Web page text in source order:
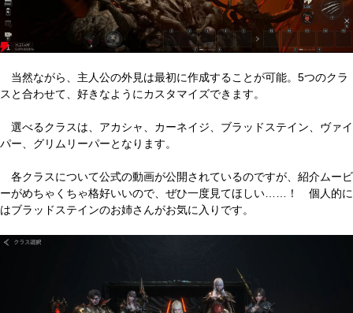
当然ながら、主人公の外見は最初に作成することが可能。5つのクラ
スと合わせて、好きなようにカスタマイズできます。
選べるクラスは、アカシャ、カーネイジ、ブラッドステイン、ヴァイ
パー、グリムリーパーとなります。
各クラスについて公式の動画が公開されているのですが、紹介ムービ
ーがめちゃくちゃ格好いいので、ぜひ一度見てほしい……！ 個人的に
はブラッドステインのお姉さんがお気に入りです。